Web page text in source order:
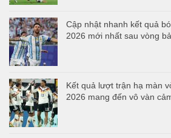
Cập nhật nhanh kết quả
2026 mới nhất sau vòng
Kết quả lượt trận hạ màn
2026 mang đến vô vàn